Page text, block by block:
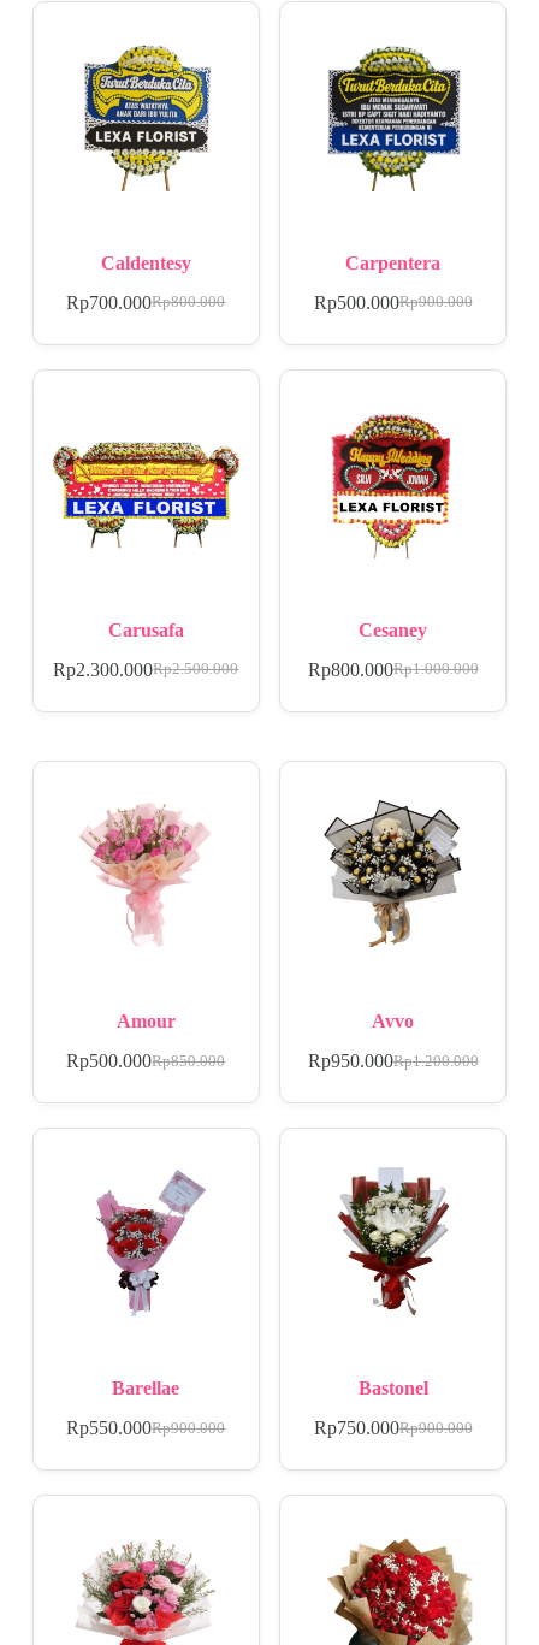
Caldentesy
Rp800.000
Rp700.000
Carpentera
Rp900.000
Rp500.000
Carusafa
Rp2.500.000
Rp2.300.000
Cesaney
Rp1.000.000
Rp800.000
Amour
Rp850.000
Rp500.000
Avvo
Rp1.200.000
Rp950.000
Barellae
Rp900.000
Rp550.000
Bastonel
Rp900.000
Rp750.000